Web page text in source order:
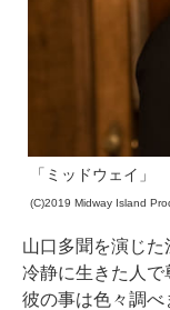
「ミッドウェイ」
(C)2019 Midway Island
山口多聞を演じ
冷静に生きた人で
彼の事は色々調